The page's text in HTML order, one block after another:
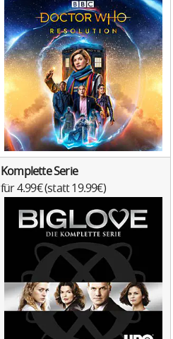
Komplette Serie
für 4.99€ (statt 19.99€)